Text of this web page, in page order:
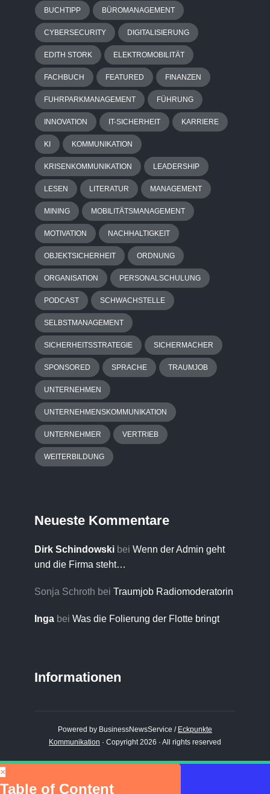
BUCHTIPP BÜROMANAGEMENT
CYBERSECURITY DIGITALISIERUNG
EDITH STORK ELEKTROMOBILITÄT
FACHBUCH FEATURED FINANZEN
FUHRPARKMANAGEMENT FÜHRUNG
INNOVATION IT-SICHERHEIT KARRIERE
KI KOMMUNIKATION
KRISENKOMMUNIKATION LEADERSHIP
LESEN LITERATUR MANAGEMENT
MINING MOBILITÄTSMANAGEMENT
MOTIVATION NACHHALTIGKEIT
OBJEKTSICHERHEIT ORDNUNG
ORGANISATION PERSONALSCHULUNG
PODCAST SCHWACHSTELLE
SELBSTMANAGEMENT
SICHERHEITSSTRATEGIE SICHERMACHER
SPONSORED SPRACHE TRAUMJOB
UNTERNEHMEN
UNTERNEHMENSKOMMUNIKATION
UNTERNEHMER VERTRIEB
WEITERBILDUNG
Neueste Kommentare
Dirk Schindowski bei Wenn der Admin geht
und die Firma steht…
Sonja Schroth bei Traumjob Radiomoderatorin
Inga bei Was die Folierung der Flotte bringt
Informationen
Powered by BusinessNewsService / Eckpunkte
Kommunikation · Copyright 2026 · All rights reserved
×
Table of Content